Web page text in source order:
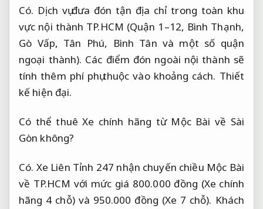
Có. Dịch vụ đưa đón tận địa chỉ trong toàn khu
vực nội thành TP.HCM (Quận 1–12, Bình Thạnh,
Gò Vấp, Tân Phú, Bình Tân và một số quận
ngoại thành). Các điểm đón ngoài nội thành sẽ
tính thêm phí phụ thuộc vào khoảng cách. Thiết
kế hiện đại.
Có thể thuê Xe chính hãng từ Mộc Bài về Sài
Gòn không?
Có. Xe Liên Tỉnh 247 nhận chuyến chiều Mộc Bài
về TP.HCM với mức giá 800.000 đồng (Xe chính
hãng 4 chỗ) và 950.000 đồng (Xe 7 chỗ). Khách